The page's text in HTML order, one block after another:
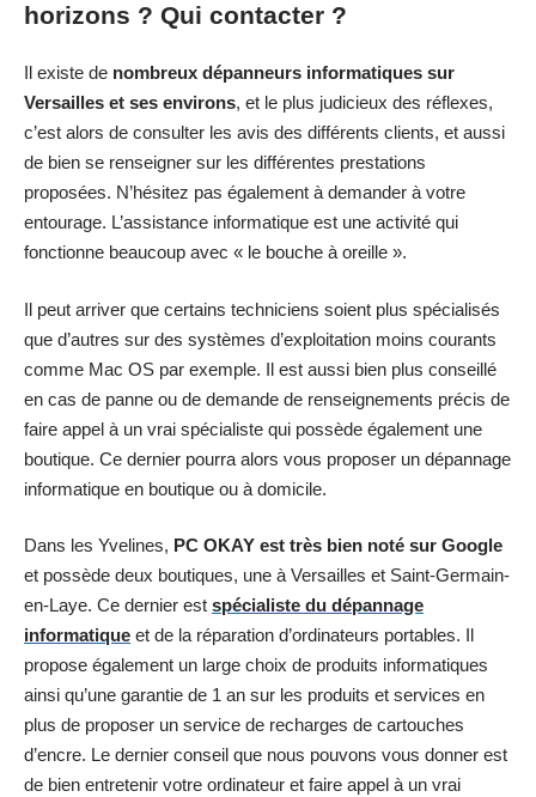
horizons ? Qui contacter ?
Il existe de nombreux dépanneurs informatiques sur
Versailles et ses environs, et le plus judicieux des réflexes,
c’est alors de consulter les avis des différents clients, et aussi
de bien se renseigner sur les différentes prestations
proposées. N’hésitez pas également à demander à votre
entourage. L’assistance informatique est une activité qui
fonctionne beaucoup avec « le bouche à oreille ».
Il peut arriver que certains techniciens soient plus spécialisés
que d’autres sur des systèmes d’exploitation moins courants
comme Mac OS par exemple. Il est aussi bien plus conseillé
en cas de panne ou de demande de renseignements précis de
faire appel à un vrai spécialiste qui possède également une
boutique. Ce dernier pourra alors vous proposer un dépannage
informatique en boutique ou à domicile.
Dans les Yvelines, PC OKAY est très bien noté sur Google
et possède deux boutiques, une à Versailles et Saint-Germain-
en-Laye. Ce dernier est spécialiste du dépannage
informatique et de la réparation d’ordinateurs portables. Il
propose également un large choix de produits informatiques
ainsi qu’une garantie de 1 an sur les produits et services en
plus de proposer un service de recharges de cartouches
d’encre. Le dernier conseil que nous pouvons vous donner est
de bien entretenir votre ordinateur et faire appel à un vrai